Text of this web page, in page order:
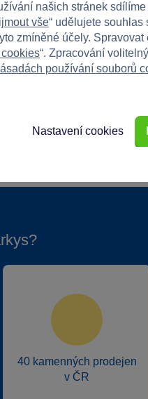
naplno! Dostupné také v
40 kamenných prodejen
v ČR
našich stránek
vše“ udělujete
zmíněné účely.
“. Zpracování
používání souborů
Nastavení cookies